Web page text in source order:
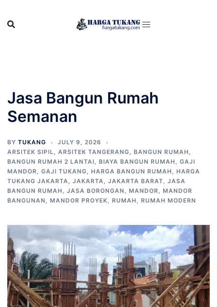
content
Jasa Bangun Rumah
Semanan
BY TUKANG
JULY 9, 2026
ARSITEK SIPIL, ARSITEK TANGERANG, BANGUN RUMAH ,
BANGUN RUMAH 2 LANTAI, BIAYA BANGUN RUMAH , GAJI
MANDOR, GAJI TUKANG, HARGA BANGUN RUMAH , HARGA
TUKANG JAKARTA, JAKARTA, JAKARTA BARAT, JASA
BANGUN RUMAH , JASA BORONGAN , MANDOR, MANDOR
BANGUNAN , MANDOR PROYEK, RUMAH , RUMAH MODERN